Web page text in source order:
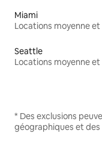
Miami
Seattle
* Des exclusions
géographiques et